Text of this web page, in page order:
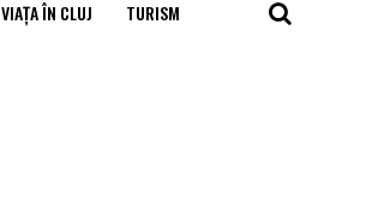
VIAȚA ÎN CLUJ TURISM